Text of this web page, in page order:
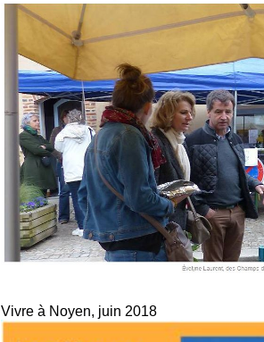
Vivre à Noyen, juin 2018